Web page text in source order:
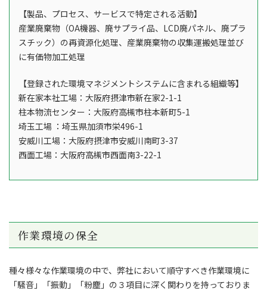
【製品、プロセス、サービスで特定される活動】
産業廃棄物（OA機器、廃サプライ品、LCD廃パネル、廃プラ
スチック）の再資源化処理、産業廃棄物の収集運搬処理並び
に有価物加工処理
【登録された環境マネジメントシステムに含まれる組織等】
新在家本社工場：大阪府摂津市新在家2-1-1
柱本物流センター：大阪府高槻市柱本新町5-1
埼玉工場 ：埼玉県加須市栄496-1
安威川工場：大阪府摂津市安威川南町3-37
西面工場：大阪府高槻市西面南3-22-1
作業環境の保全
種々様々な作業環境の中で、弊社において順守すべき作業環境に
「騒音」「振動」「粉塵」の３項目に深く関わりを持っておりま